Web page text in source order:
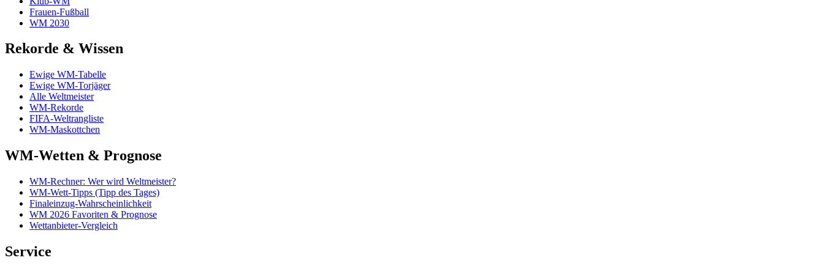
Frauen-Fußball
WM 2030
Rekorde & Wissen
Ewige WM-Tabelle
Ewige WM-Torjäger
Alle Weltmeister
WM-Rekorde
FIFA-Weltrangliste
WM-Maskottchen
WM-Wetten & Prognose
WM-Rechner: Wer wird Weltmeister?
WM-Wett-Tipps (Tipp des Tages)
Finaleinzug-Wahrscheinlichkeit
WM 2026 Favoriten & Prognose
Wettanbieter-Vergleich
Service